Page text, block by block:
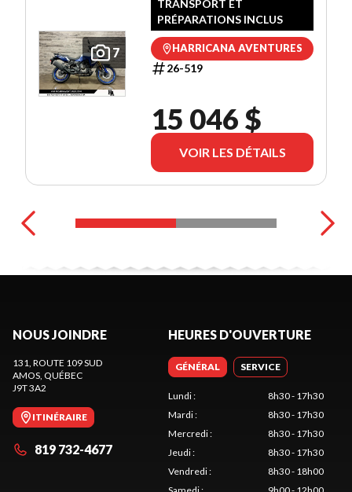
7
TRANSPORT ET
PRÉPARATIONS INCLUS
HARRICANA AVENTURES
26-519
15 046 $
VOIR LES DÉTAILS
NOUS JOINDRE
131, ROUTE 109 SUD
AMOS, QUÉBEC
J9T 3A2
ITINÉRAIRE
819 732-4677
HEURES D'OUVERTURE
GÉNÉRAL SERVICE
Lundi:
8h30 - 17h30
Mardi:
8h30 - 17h30
Mercredi:
8h30 - 17h30
Jeudi:
8h30 - 17h30
Vendredi:
8h30 - 18h00